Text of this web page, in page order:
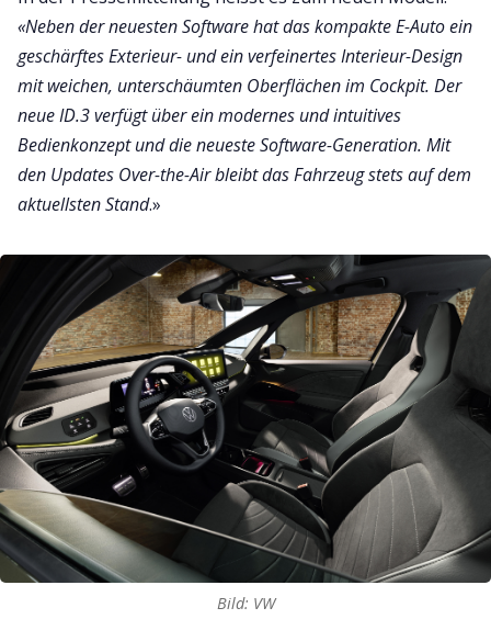
«Neben der neuesten Software hat das kompakte E-Auto ein
geschärftes Exterieur- und ein verfeinertes Interieur-Design
mit weichen, unterschäumten Oberflächen im Cockpit. Der
neue ID.3 verfügt über ein modernes und intuitives
Bedienkonzept und die neueste Software-Generation. Mit
den Updates Over-the-Air bleibt das Fahrzeug stets auf dem
aktuellsten Stand.»
Bild: VW